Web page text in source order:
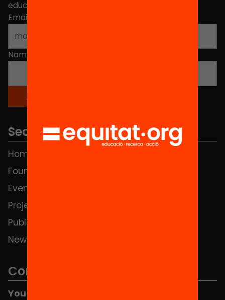
educational change in Catalonia.
Email address
Name
Sections
Home
Foundation
Events
Projects
Publications and videos
News
Contact
You can find us at the Social HUB